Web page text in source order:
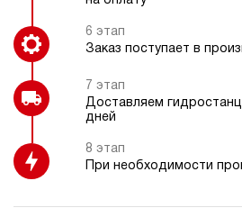
6 этап
Заказ поступает в
7 этап
Доставляем
дней
8 этап
При необходимости